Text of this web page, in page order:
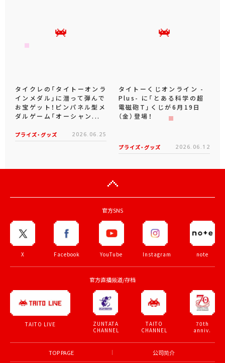
タイクレの「タイトーオンラ
インメダル」に潜って弾んで
お宝ゲット！ピンパネル型メ
ダルゲーム「オーシャン...
プライズ・グッズ 2026.06.25
タイトーくじオンライン -
Plus- に「とある科学の超
電磁砲T」くじが6月19日
（金）登場！
プライズ・グッズ 2026.06.12
官方SNS
X Facebook YouTube Instagram note
官方直播频道/存档
TAITO LIVE
ZUNTATA
CHANNEL
TAITO
CHANNEL
70th
anniv.
TOP PAGE 公司简介